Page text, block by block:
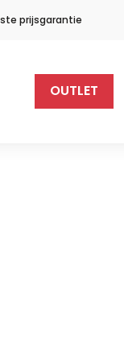
prijsgarantie
OUTLET